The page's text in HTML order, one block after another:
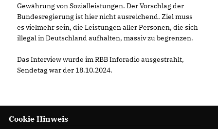
Gewährung von Sozialleistungen. Der Vorschlag der
Bundesregierung ist hier nicht ausreichend. Ziel muss
es vielmehr sein, die Leistungen aller Personen, die sich
illegal in Deutschland aufhalten, massiv zu begrenzen.
Das Interview wurde im RBB Inforadio ausgestrahlt,
Sendetag war der 18.10.2024.
18.10.2024
Cookie Hinweis